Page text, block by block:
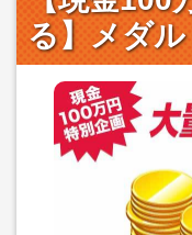
る】メダ